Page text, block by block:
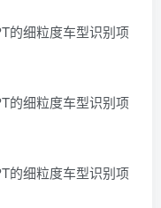
的细粒度车型识别项
的细粒度车型识别项
的细粒度车型识别项